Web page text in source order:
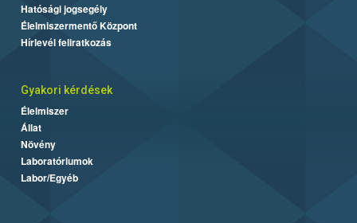
Hatósági jogsegély
Élelmiszermentő Központ
Hírlevél feliratkozás
Gyakori kérdések
Élelmiszer
Állat
Növény
Laboratóriumok
Labor/Egyéb